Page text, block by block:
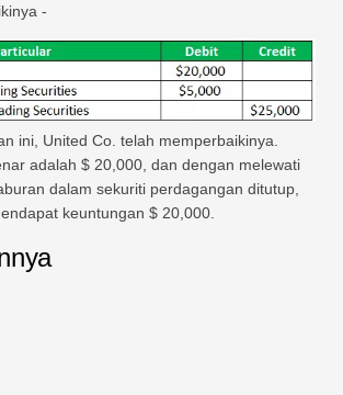
-
ini, United Co. telah memperbaikinya.
adalah $ 20,000, dan dengan melewati
dalam sekuriti perdagangan ditutup,
keuntungan $ 20,000.